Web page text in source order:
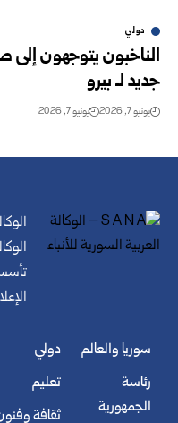
دولي
الناخبون يتوجهون إلى
جديد لـ بيرو
يونيو 7, 2026 يونيو 7, 2026
سوريا والعالم
رئاسة
الجمهورية
دولي
تعليم
ثقافة